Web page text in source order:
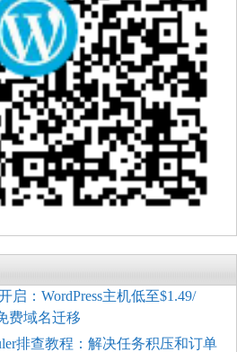
启：WordPress主机低至$1.49/
费域名迁移
排查教程：解决任务积压和订单